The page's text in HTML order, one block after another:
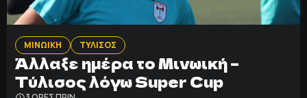
ΜΙΝΩΙΚΗ ΤΥΛΙΣΟΣ
Άλλαξε ημέρα το Μινωική –
Τύλισος λόγω Super Cup